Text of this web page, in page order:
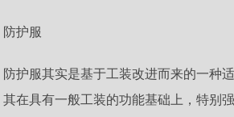
防护服
防护服其实是基于工装改进而来的一种
其在具有一般工装的功能基础上，特别